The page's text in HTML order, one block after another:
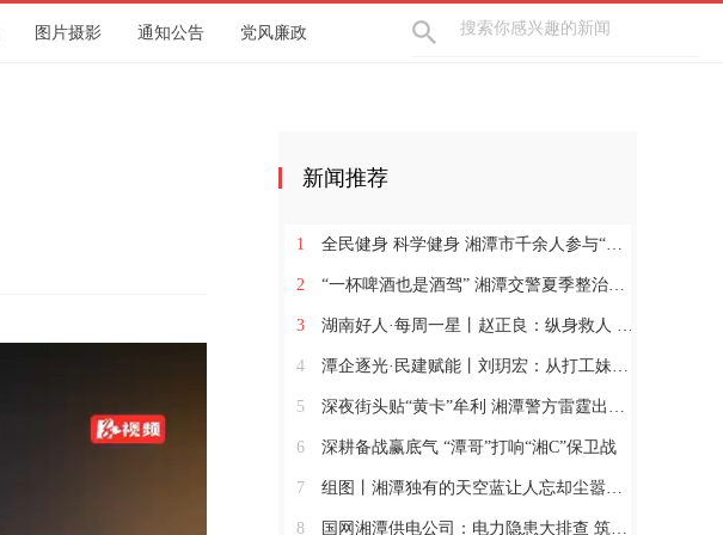
图片摄影 通知公告 党风廉政
新闻推荐
1 全民健身 科学健身 湘潭市千余人参与“全民健身日”活动
2 “一杯啤酒也是酒驾” 湘潭交警夏季整治行动再出击
3 湖南好人·每周一星丨赵正良：纵身救人 躬身兴村
4 潭企逐光·民建赋能丨刘玥宏：从打工妹到暖通“娘子军”领军人
5 深夜街头贴“黄卡”牟利 湘潭警方雷霆出击依法行政拘留
6 深耕备战赢底气 “潭哥”打响“湘C”保卫战
7 组图丨湘潭独有的天空蓝让人忘却尘嚣，沉醉其中
8 国网湘潭供电公司：电力隐患大排查 筑牢安全“防护网”